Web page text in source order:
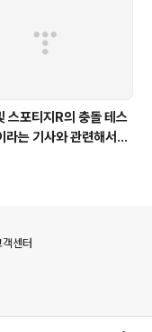
스포티지R의 충돌 테스
라는 기사와 관련해서...
객센터